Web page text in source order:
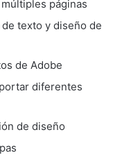
páginas
texto y diseño de
de Adobe
diferentes
de diseño